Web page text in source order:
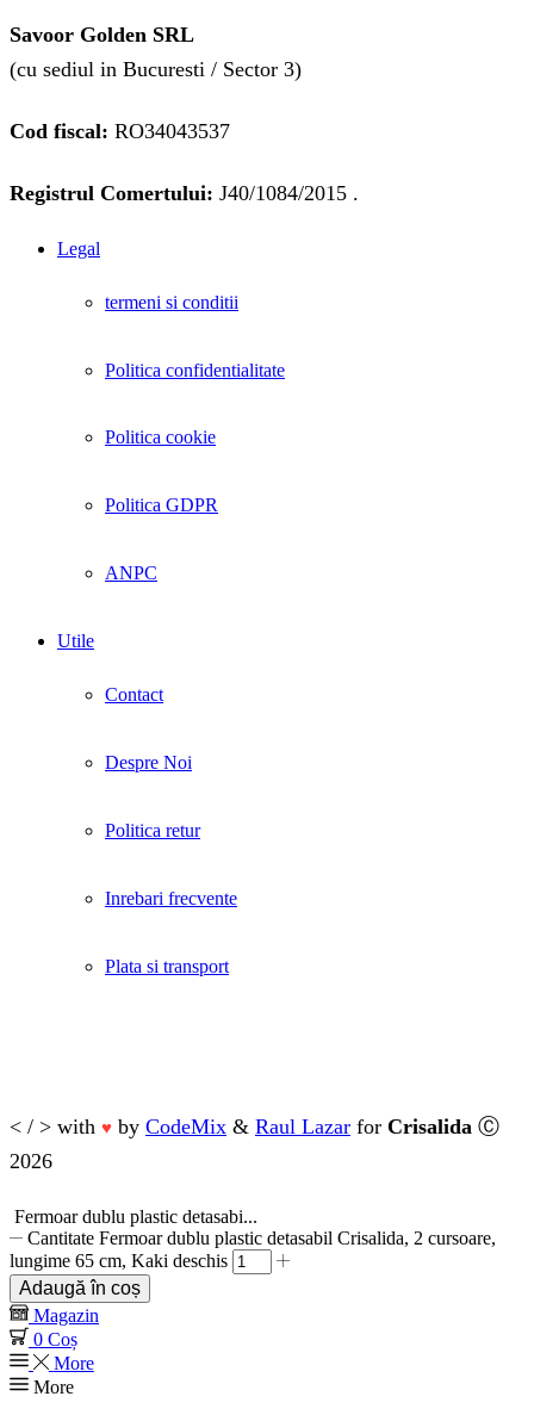
Savoor Golden SRL
(cu sediul in Bucuresti / Sector 3)
Cod fiscal: RO34043537
Registrul Comertului: J40/1084/2015 .
Legal
termeni si conditii
Politica confidentialitate
Politica cookie
Politica GDPR
ANPC
Utile
Contact
Despre Noi
Politica retur
Inrebari frecvente
Plata si transport
< / > with ♥ by CodeMix & Raul Lazar for Crisalida Ⓒ
2026
Fermoar dublu plastic detasabi...
Cantitate Fermoar dublu plastic detasabil Crisalida, 2 cursoare,
lungime 65 cm, Kaki deschis
Adaugă în coș
Magazin
0 Coș
More
More